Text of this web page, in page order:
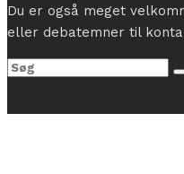
Du er også meget
eller debatemner til